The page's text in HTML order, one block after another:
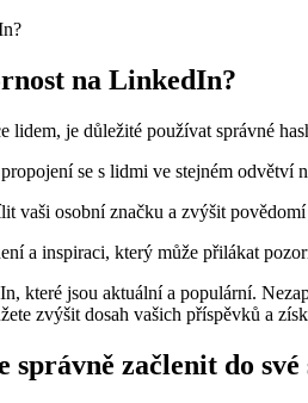
na LinkedIn?
lidem, je důležité používat správné
se s lidmi ve stejném odvětví
vaši osobní značku a zvýšit
a inspiraci, který může přilákat
které jsou aktuální a populární.
zvýšit dosah vašich příspěvků a
začlenit do své